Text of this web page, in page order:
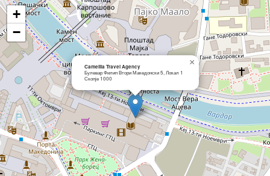
Camellia Travel Agency
Булевар Филип Втори Македонски 5, Локал 1
Скопје 1000
×
+
−